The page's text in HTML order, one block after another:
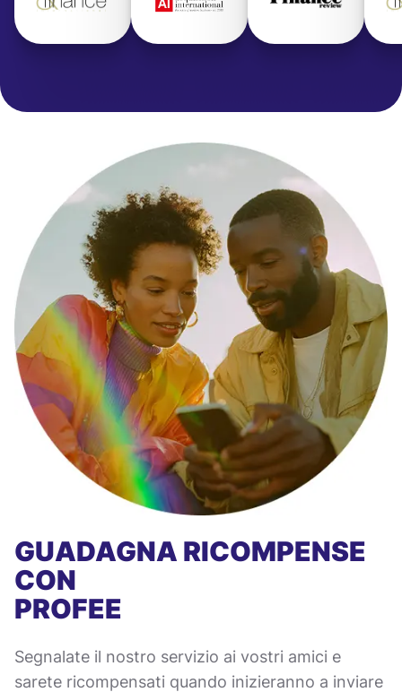
GUADAGNA RICOMPENSE
CON
PROFEE
Segnalate il nostro servizio ai vostri amici e
sarete ricompensati quando inizieranno a inviare